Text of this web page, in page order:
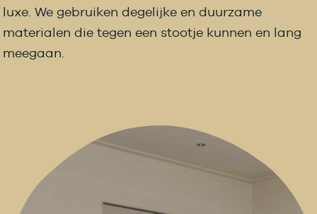
luxe. We gebruiken degelijke en duurzame
materialen die tegen een stootje kunnen en lang
meegaan.